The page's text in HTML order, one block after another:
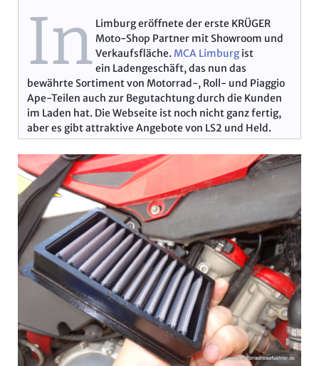
In Limburg eröffnete der erste KRÜGER
Moto-Shop Partner mit Showroom und
Verkaufsfläche. MCA Limburgist
ein Ladengeschäft, das nun das
bewährte Sortiment von Motorrad-, Roll- und Piaggio
Ape-Teilen auch zur Begutachtung durch die Kunden
im Laden hat. Die Webseite ist noch nicht ganz fertig,
aber es gibt attraktive Angebote von LS2 und Held.